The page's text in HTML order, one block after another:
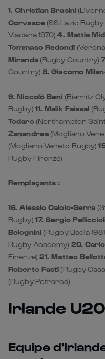
1. Christian Brasini
Corvasce(SS Lazio Rugby
Viadana 1970)4. Mattia
Tommaso Redondi
Miranda(Rugby Country)
Country) 8. Giacomo
9. Niccolò Beni (Biarritz
Rugby) 11. Malik Faissal
Todaro(Northampton
Zanandrea(Mogliano
(Mogliano Veneto Rugby)
Rugby Firenze)
Remplaçants :
16. Alessio Caiolo-Serra
Rugby) 17. Sergio
Bolognini(Rugby Badia
Rugby Academy) 20.
Firenze) 21. Matteo
Roberto Fasti (Rugby
(Rugby Petrarca)
Irlande
Equipe